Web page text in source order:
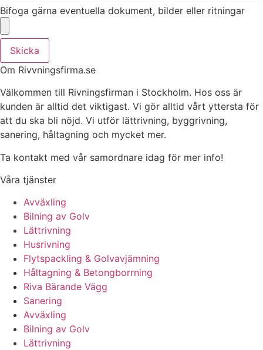
Bifoga gärna eventuella dokument, bilder eller ritningar
Skicka
Om Rivvningsfirma.se
Välkommen till Rivningsfirman i Stockholm. Hos oss är
kunden är alltid det viktigast. Vi gör alltid vårt yttersta för
att du ska bli nöjd. Vi utför lättrivning, byggrivning,
sanering, håltagning och mycket mer.
Ta kontakt med vår samordnare idag för mer info!
Våra tjänster
Avväxling
Bilning av Golv
Lättrivning
Husrivning
Flytspackling & Golvavjämning
Håltagning & Betongborrning
Riva Bärande Vägg
Sanering
Avväxling
Bilning av Golv
Lättrivning